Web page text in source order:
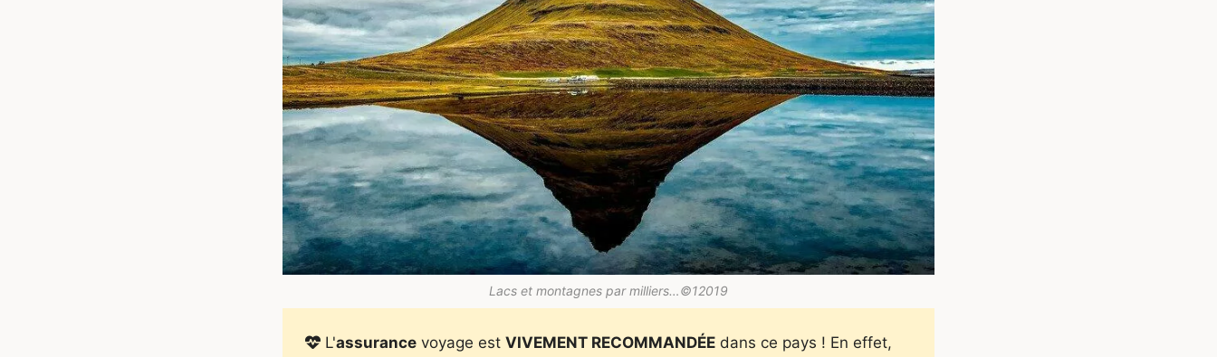
Lacs et montagnes par milliers…©12019
L'assurance voyage est VIVEMENT RECOMMANDÉE dans ce pays ! En effet,